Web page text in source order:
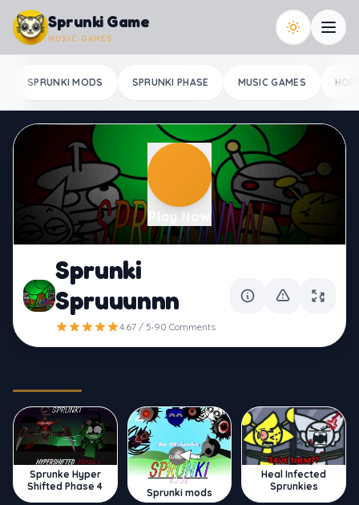
Skip to content
Sprunki Game
MUSIC GAMES
SPRUNKI MODS SPRUNKI PHASE MUSIC GAMES
Play Now
Sprunki
Spruuunnn
4.67 / 5·90 Comments
Sprunke Hyper
Shifted Phase 4
Sprunki mods
Heal Infected
Sprunkies